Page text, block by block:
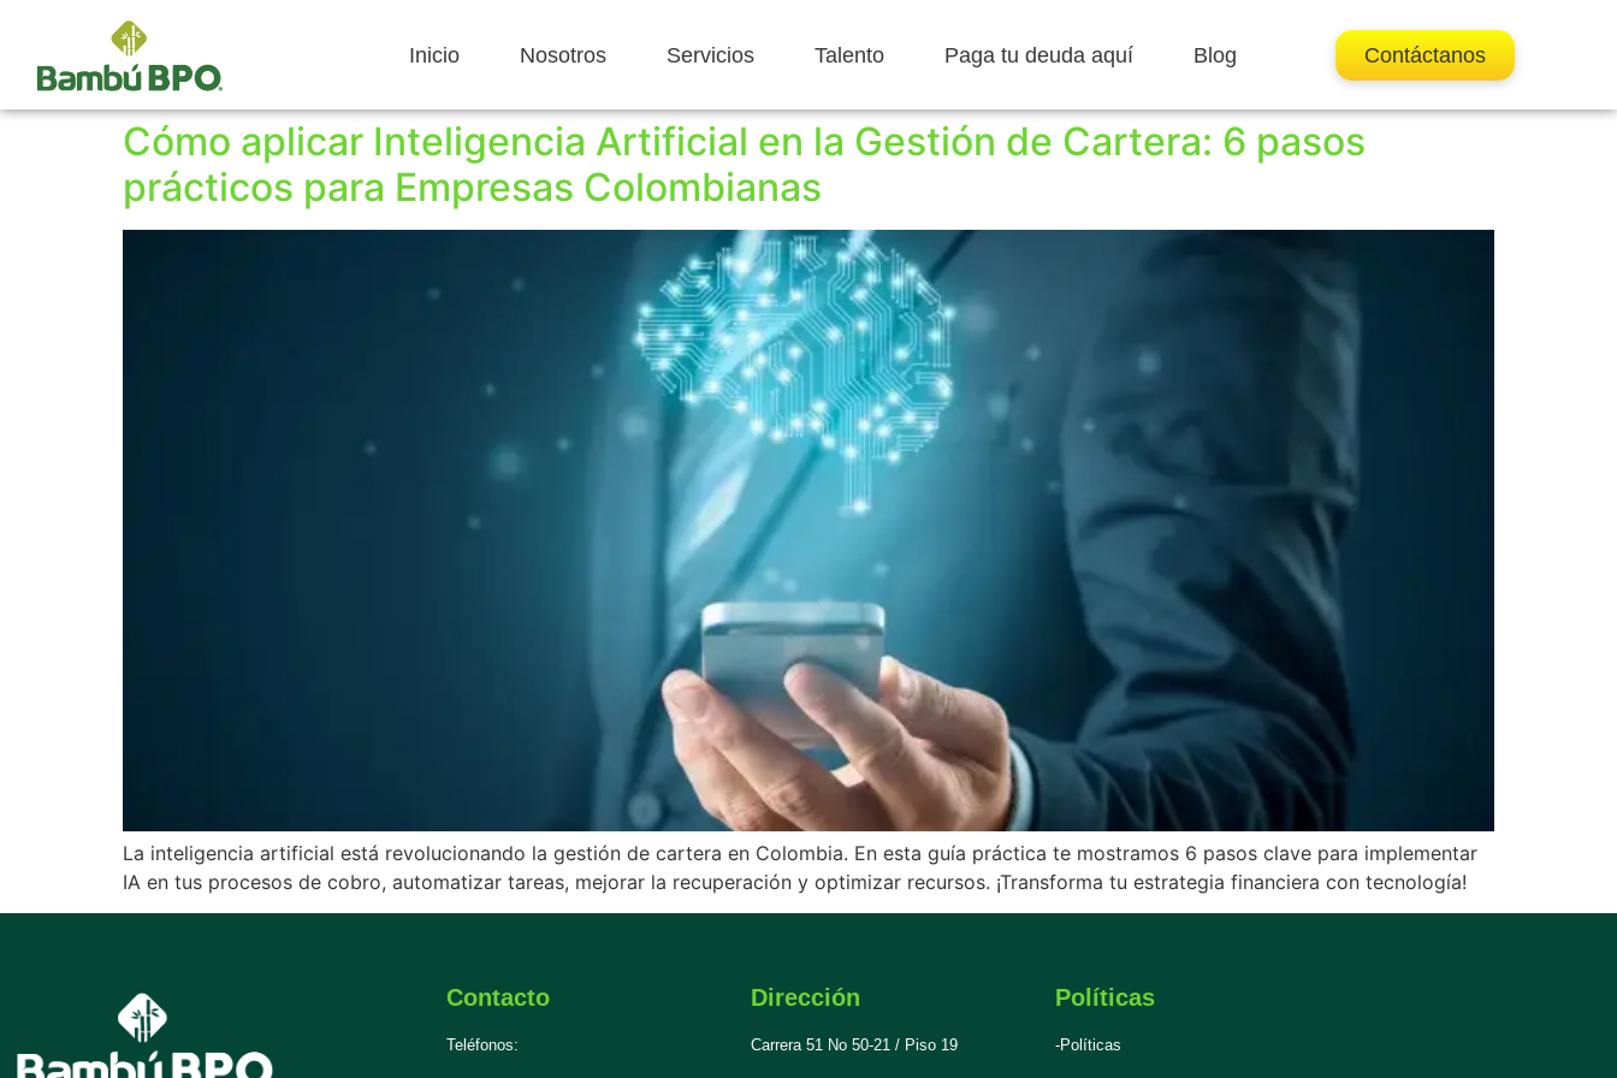
Inicio Nosotros Servicios Talento Paga tu deuda aquí Blog Contáctanos
Cómo aplicar Inteligencia Artificial en la Gestión de Cartera: 6 pasos
prácticos para Empresas Colombianas
La inteligencia artificial está revolucionando la gestión de cartera en Colombia. En esta guía práctica te mostramos 6 pasos clave para implementar
IA en tus procesos de cobro, automatizar tareas, mejorar la recuperación y optimizar recursos. ¡Transforma tu estrategia financiera con tecnología!
Contacto
Teléfonos:
Dirección
Carrera 51 No 50-21 / Piso 19
Políticas
-Políticas